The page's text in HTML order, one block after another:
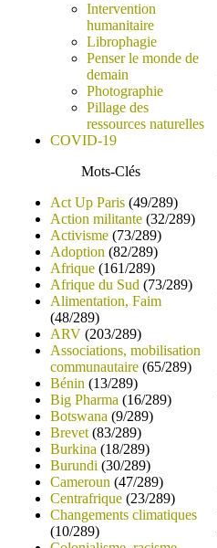
Intervention
humanitaire
Librophagie
Penser le monde de
demain
Photographie
Pillage des
ressources naturelles
COVID-19
Mots-Clés
Act Up Paris (49/289)
Action militante (32/289)
Activisme (73/289)
Adoption (82/289)
Afrique (161/289)
Afrique du Sud (73/289)
Alimentation, Faim
(48/289)
ARV (203/289)
Associations, mobilisation
communautaire (65/289)
Bénin (13/289)
Big Pharma (16/289)
Botswana (9/289)
Brevet (83/289)
Burkina (18/289)
Burundi (30/289)
Cameroun (47/289)
Centrafrique (23/289)
Changements climatiques
(10/289)